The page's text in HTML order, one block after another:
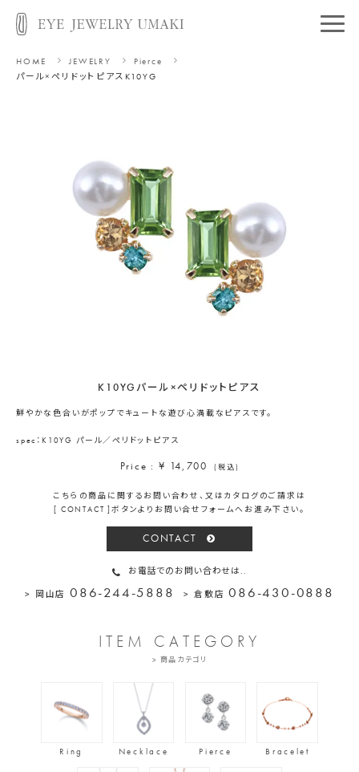
HOME JEWELRY
Pierce
パール×ペリドットピアス K10YG
K10YGパール×ペリドットピアス
鮮やかな色合いがポップでキュートな遊び心満載なピアスです。
spec：K10YG パール／ペリドットピアス
Price : ¥ 14,700 (税込)
こちらの商品に関するお問い合わせ、又はカタログのご請求は
[ CONTACT ]ボタンよりお問い合せフォームへお進み下さい。
CONTACT
お電話でのお問い合わせは..
> 岡山店 086-244-5888 > 倉敷店086-430-0888
ITEM CATEGORY
> 商品カテゴリ
Ring Necklace Pierce Bracelet